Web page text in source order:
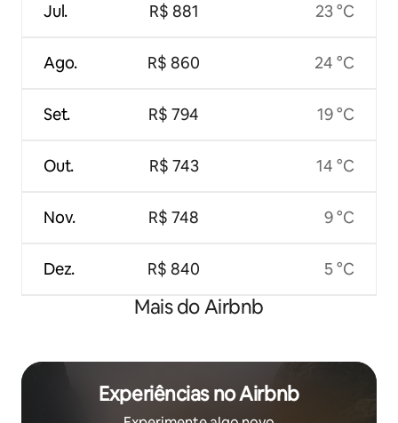
Jul.
Ago.
Set.
Out.
Nov.
Dez.
R$ 881
R$ 860
R$ 794
R$ 743
R$ 748
R$ 840
23 °C
24 °C
19 °C
14 °C
9 °C
5 °C
Mais do Airbnb
Experiências no Airbnb